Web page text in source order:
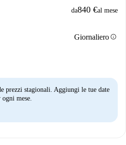
da840 €al mese
Giornalieroinfo
prezzi stagionali. Aggiungi le tue date
mese.